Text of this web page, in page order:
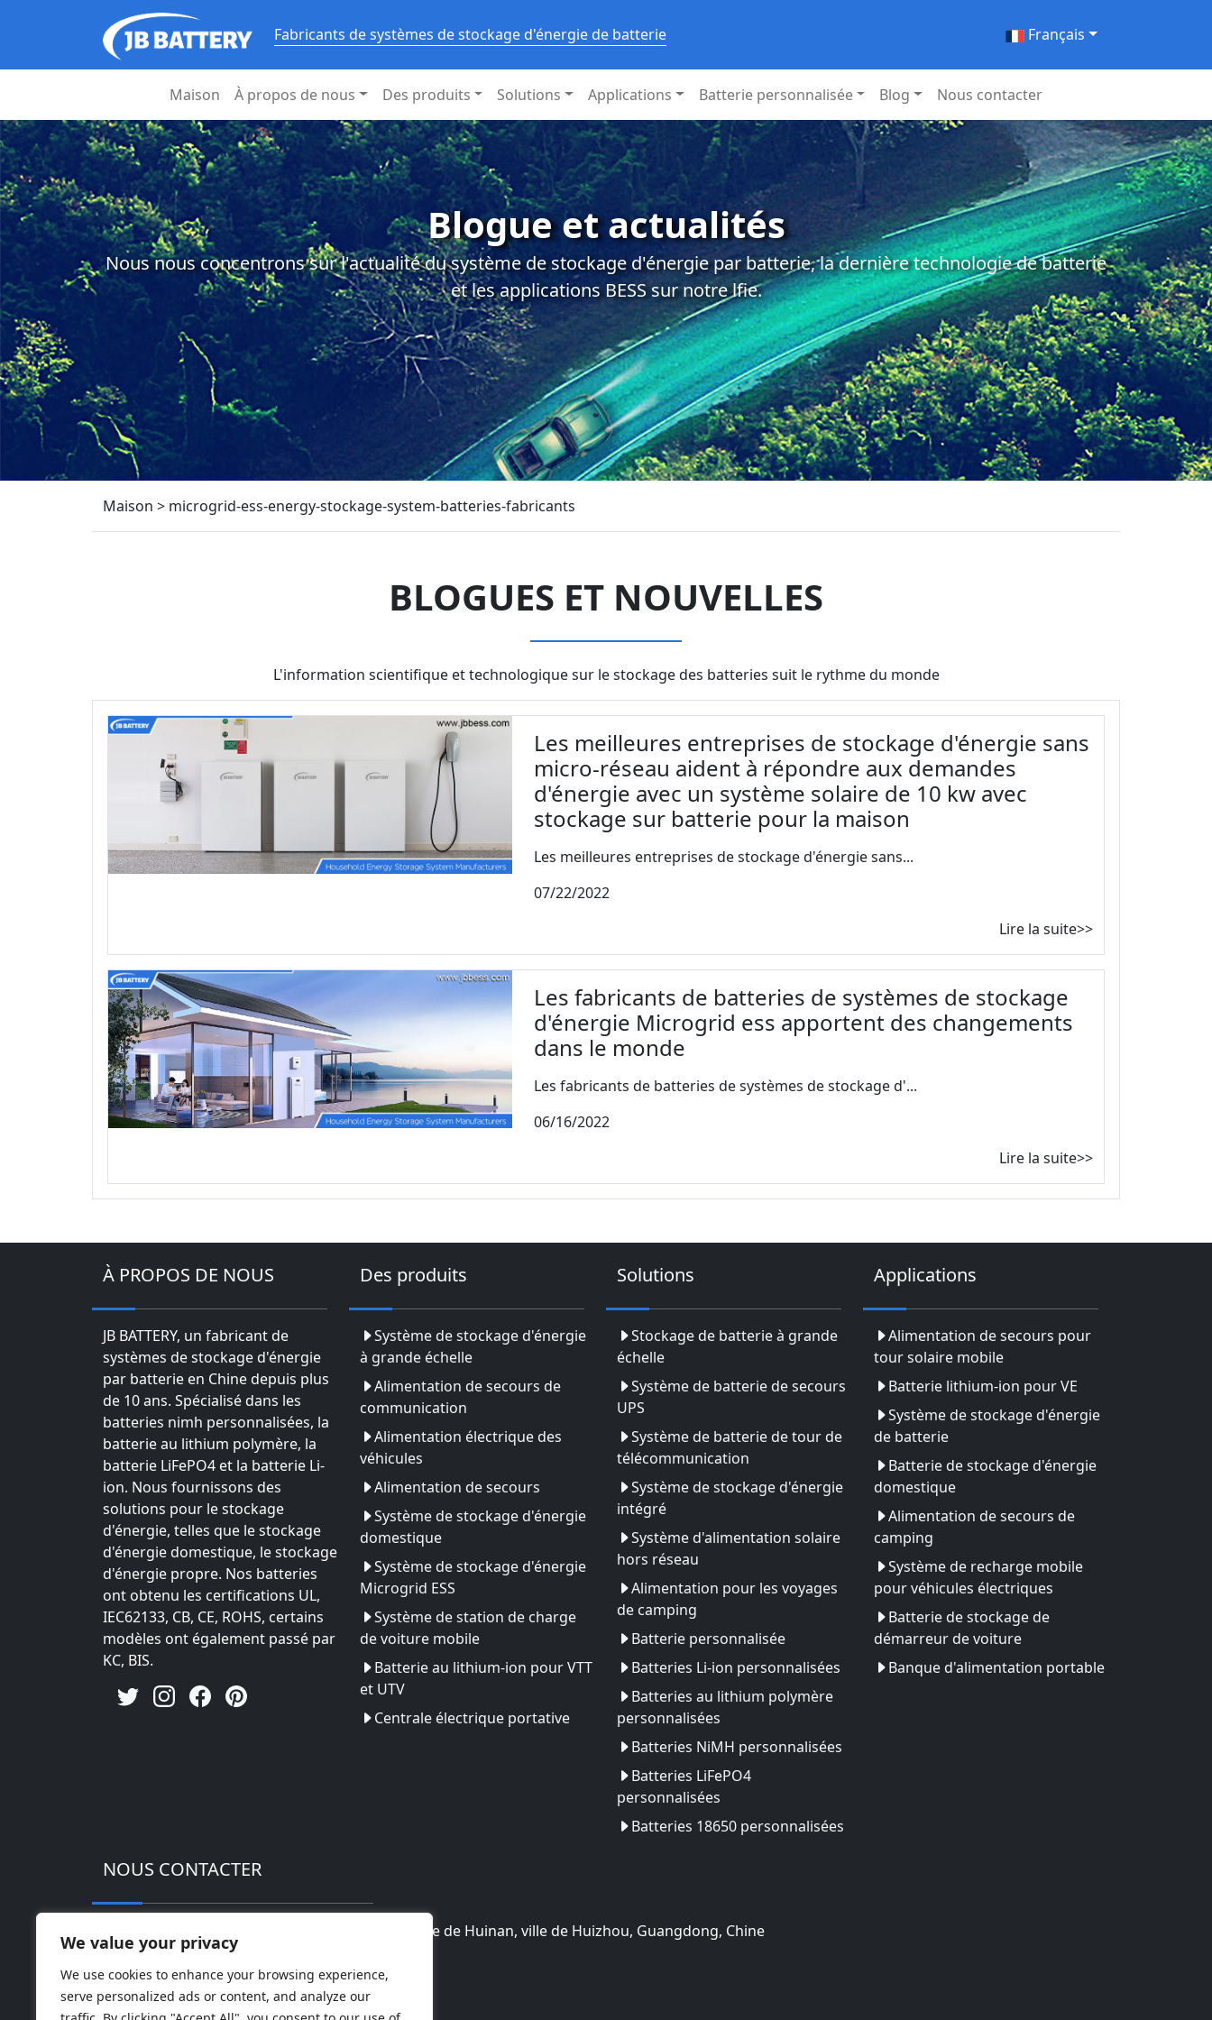
We value your privacy
We use cookies to enhance your browsing experience,
serve personalized ads or content, and analyze our
Fabricants de systèmes de stockage d'énergie de batterie Français
Maison À propos de nous Des produits Solutions Applications Batterie personnalisée Blog Nous contacter
Blogue et actualités
Nous nous concentrons sur l'actualité du système de stockage d'énergie par batterie, la dernière technologie de batterie
et les applications BESS sur notre lfie.
Maison > microgrid-ess-energy-stockage-system-batteries-fabricants
BLOGUES ET NOUVELLES
L'information scientifique et technologique sur le stockage des batteries suit le rythme du monde
Les meilleures entreprises de stockage d'énergie sans
micro-réseau aident à répondre aux demandes
d'énergie avec un système solaire de 10 kw avec
stockage sur batterie pour la maison
Les meilleures entreprises de stockage d'énergie sans...
07/22/2022
Lire la suite>>
Les fabricants de batteries de systèmes de stockage
d'énergie Microgrid ess apportent des changements
dans le monde
Les fabricants de batteries de systèmes de stockage d'...
06/16/2022
Lire la suite>>
À PROPOS DE NOUS
JB BATTERY, un fabricant de
systèmes de stockage d'énergie
par batterie en Chine depuis plus
de 10 ans. Spécialisé dans les
batteries nimh personnalisées, la
batterie au lithium polymère, la
batterie LiFePO4 et la batterie Li-
ion. Nous fournissons des
solutions pour le stockage
d'énergie, telles que le stockage
d'énergie domestique, le stockage
d'énergie propre. Nos batteries
ont obtenu les certifications UL,
IEC62133, CB, CE, ROHS, certains
modèles ont également passé par
KC, BIS.
Des produits
Système de stockage d'énergie
à grande échelle
Alimentation de secours de
communication
Alimentation électrique des
véhicules
Alimentation de secours
Système de stockage d'énergie
domestique
Système de stockage d'énergie
Microgrid ESS
Système de station de charge
de voiture mobile
Batterie au lithium-ion pour VTT
et UTV
Centrale électrique portative
Solutions
Stockage de batterie à grande
échelle
Système de batterie de secours
UPS
Système de batterie de tour de
télécommunication
Système de stockage d'énergie
intégré
Système d'alimentation solaire
hors réseau
Alimentation pour les voyages
de camping
Batterie personnalisée
Batteries Li-ion personnalisées
Batteries au lithium polymère
personnalisées
Batteries NiMH personnalisées
Batteries LiFePO4
personnalisées
Batteries 18650 personnalisées
Applications
Alimentation de secours pour
tour solaire mobile
Batterie lithium-ion pour VE
Système de stockage d'énergie
de batterie
Batterie de stockage d'énergie
domestique
Alimentation de secours de
camping
Système de recharge mobile
pour véhicules électriques
Batterie de stockage de
démarreur de voiture
Banque d'alimentation portable
NOUS CONTACTER
Adresse : Parc industriel de haute technologie de Huinan, ville de Huizhou, Guangdong, Chine
Téléphoner: 0086-18169936698
Email: info@jbbatterychina.com